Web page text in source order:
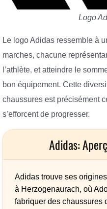
Logo
Le logo Adidas ressemble à
marches, chacune
l’athlète, et atteindre le
bon équipement. Cette
chaussures est précisément
s’efforcent de progresser.
Adidas:
Adidas trouve ses
à Herzogenaurach, où
fabriquer des chaussures